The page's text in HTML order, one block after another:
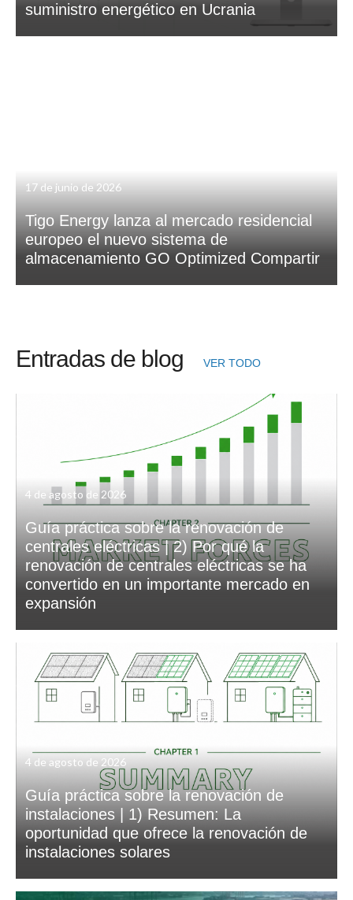
suministro energético en Ucrania
17 de junio de 2026
Tigo Energy lanza al mercado residencial
europeo el nuevo sistema de
almacenamiento GO Optimized Compartir
Entradas de blog VER TODO
4 de agosto de 2026
Guía práctica sobre la renovación de
centrales eléctricas | 2) Por qué la
renovación de centrales eléctricas se ha
convertido en un importante mercado en
expansión
4 de agosto de 2026
Guía práctica sobre la renovación de
instalaciones | 1) Resumen: La
oportunidad que ofrece la renovación de
instalaciones solares